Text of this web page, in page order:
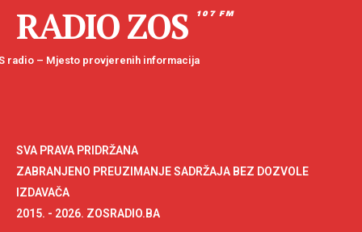
RADIO ZOS 107 FM
radio – Mjesto provjerenih informacija
SVA PRAVA PRIDRŽANA
ZABRANJENO PREUZIMANJE SADRŽAJA BEZ DOZVOLE
IZDAVAČA
2015. - 2026. ZOSRADIO.BA